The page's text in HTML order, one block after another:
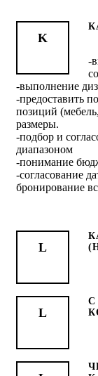
-
-выполнение
-предоставить
позиций
размеры.
-подбор и
диапазоном
-понимание
-согласование
бронирование